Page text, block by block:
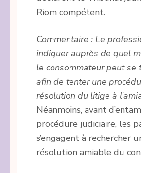
Riom compétent.
Commentaire : Le
indiquer auprès de quel
le consommateur peut se
afin de tenter une
résolution du litige à
Néanmoins, avant
procédure judiciaire, les
s’engagent à rechercher
résolution amiable du